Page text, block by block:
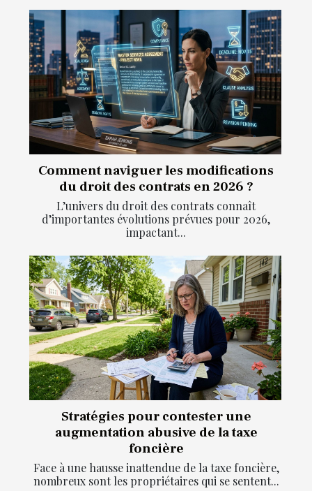
Comment naviguer les modifications
du droit des contrats en 2026 ?
L’univers du droit des contrats connaît
d’importantes évolutions prévues pour 2026,
impactant...
Stratégies pour contester une
augmentation abusive de la taxe
foncière
Face à une hausse inattendue de la taxe foncière,
nombreux sont les propriétaires qui se sentent...